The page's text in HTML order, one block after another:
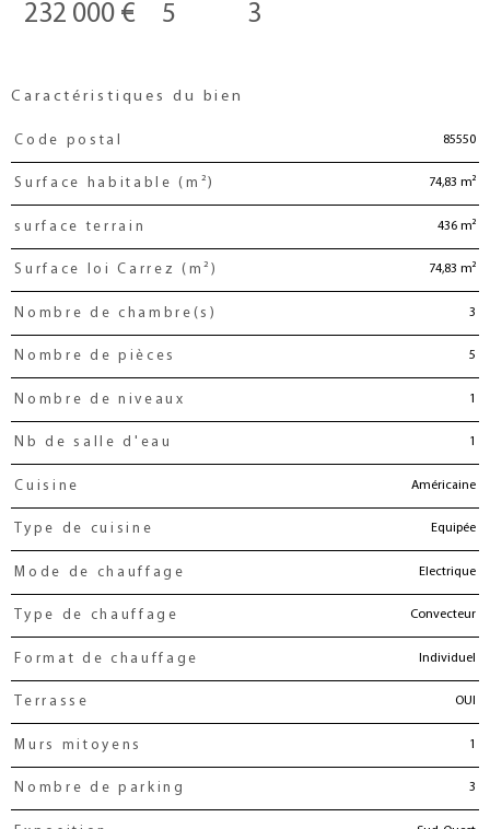
232 000 € 5 3
Caractéristiques du bien
Caractéristiques Valeurs
Code postal 85550
Surface habitable (m²) 74,83 m²
surface terrain 436 m²
Surface loi Carrez (m²) 74,83 m²
Nombre de chambre(s) 3
Nombre de pièces 5
Nombre de niveaux 1
Nb de salle d'eau 1
Cuisine Américaine
Type de cuisine Equipée
Mode de chauffage Electrique
Type de chauffage Convecteur
Format de chauffage Individuel
Terrasse OUI
Murs mitoyens 1
Nombre de parking 3